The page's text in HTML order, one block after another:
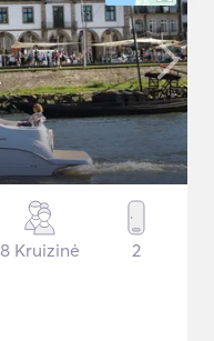
8 Kruizinė 2